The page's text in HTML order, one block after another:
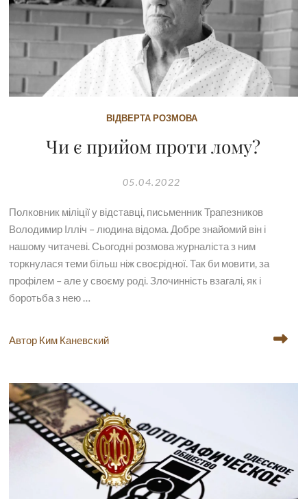
ВІДВЕРТА РОЗМОВА
Чи є прийом проти лому?
05.04.2022
Полковник міліції у відставці, письменник Трапезников
Володимир Ілліч – людина відома. Добре знайомий він і
нашому читачеві. Сьогодні розмова журналіста з ним
торкнулася теми більш ніж своєрідної. Так би мовити, за
профілем – але у своєму роді. Злочинність взагалі, як і
боротьба з нею …
Автор Ким Каневский